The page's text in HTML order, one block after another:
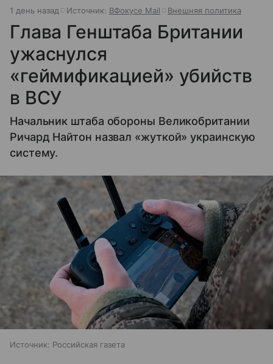
1 день назад Источник: ВФокусе Mail Внешняя политика
Глава Генштаба Британии
ужаснулся
«геймификацией» убийств
в ВСУ
Начальник штаба обороны Великобритании
Ричард Найтон назвал «жуткой» украинскую
систему.
Источник: Российская газета